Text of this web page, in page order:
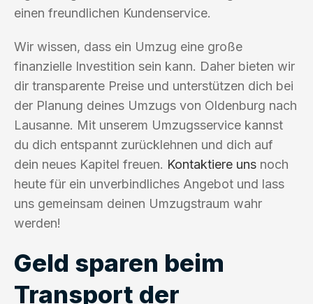
einen freundlichen Kundenservice.
Wir wissen, dass ein Umzug eine große
finanzielle Investition sein kann. Daher bieten wir
dir transparente Preise und unterstützen dich bei
der Planung deines Umzugs von Oldenburg nach
Lausanne. Mit unserem Umzugsservice kannst
du dich entspannt zurücklehnen und dich auf
dein neues Kapitel freuen. Kontaktiere uns noch
heute für ein unverbindliches Angebot und lass
uns gemeinsam deinen Umzugstraum wahr
werden!
Geld sparen beim
Transport der